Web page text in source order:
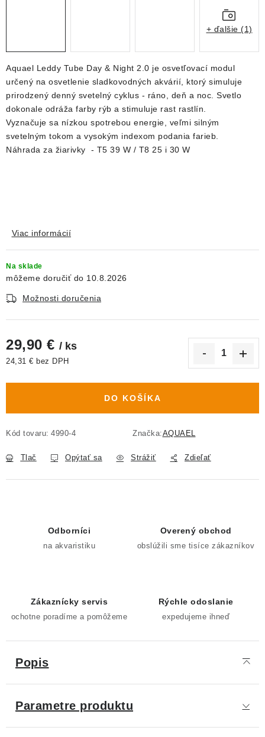
Aquael Leddy Tube Day & Night 2.0 je osvetľovací modul
určený na osvetlenie sladkovodných akvárií, ktorý simuluje
prirodzený denný svetelný cyklus - ráno, deň a noc. Svetlo
dokonale odráža farby rýb a stimuluje rast rastlín.
Vyznačuje sa nízkou spotrebou energie, veľmi silným
svetelným tokom a vysokým indexom podania farieb.
Náhrada za žiarivky - T5 39 W / T8 25 i 30 W
Viac informácií
Na sklade
10.8.2026
Možnosti doručenia
29,90 € / ks
24,31 € bez DPH
DO KOŠÍKA
Kód tovaru: 4990-4 Značka:AQUAEL
Tlač Opýtať sa Strážiť Zdieľať
+ ďalšie (1)
Odborníci
na akvaristiku
Overený obchod
obslúžili sme tisíce zákazníkov
Zákaznícky servis
ochotne poradíme a pomôžeme
Rýchle odoslanie
expedujeme ihneď
Popis
Parametre produktu